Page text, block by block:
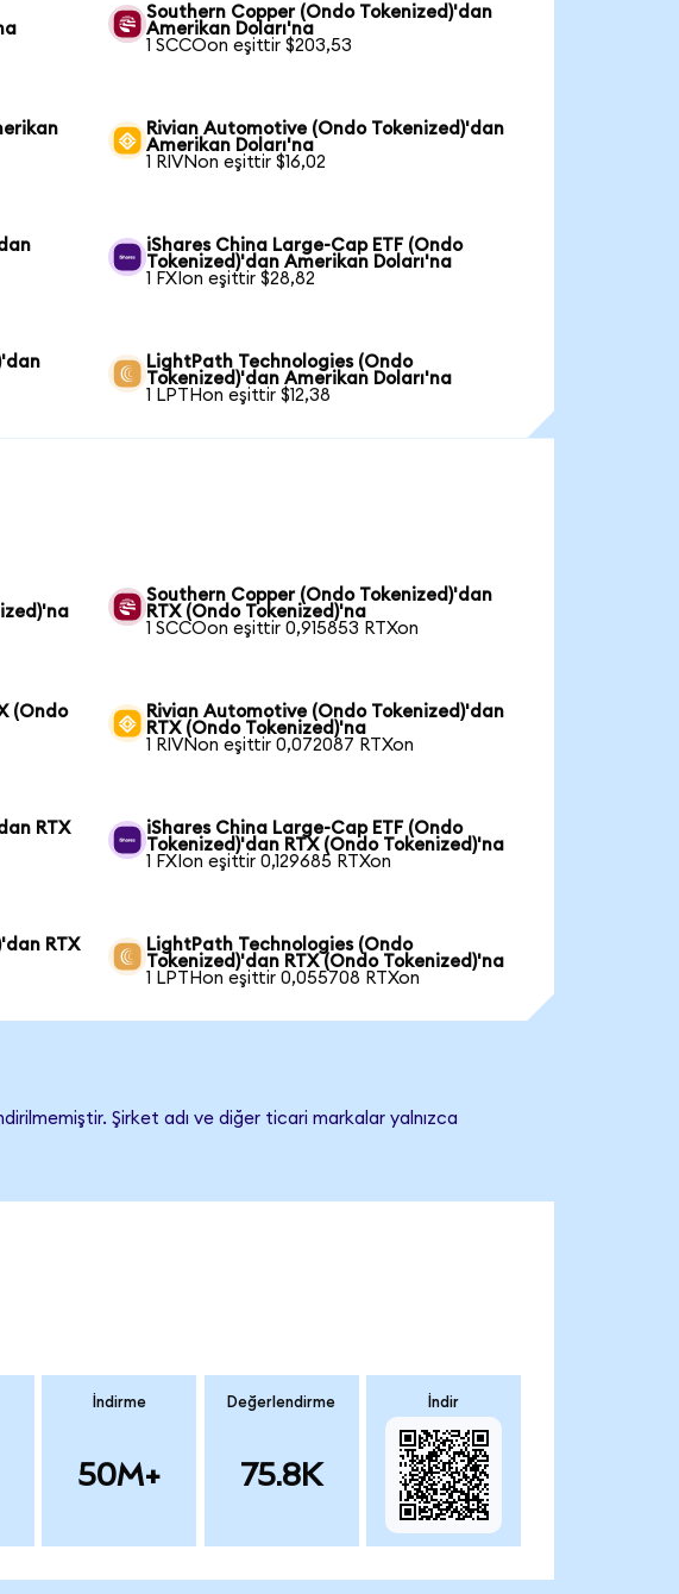
Southern Copper (Ondo Tokenized)'dan
Amerikan Doları'na
1 SCCOon eşittir $203,53
Rivian Automotive (Ondo Tokenized)'dan
Amerikan Doları'na
1 RIVNon eşittir $16,02
iShares China Large-Cap ETF (Ondo
Tokenized)'dan Amerikan Doları'na
1 FXIon eşittir $28,82
LightPath Technologies (Ondo
Tokenized)'dan Amerikan Doları'na
1 LPTHon eşittir $12,38
Southern Copper (Ondo Tokenized)'dan
RTX (Ondo Tokenized)'na
1 SCCOon eşittir 0,915853 RTXon
(Ondo
Rivian Automotive (Ondo Tokenized)'dan
RTX (Ondo Tokenized)'na
1 RIVNon eşittir 0,072087 RTXon
RTX
iShares China Large-Cap ETF (Ondo
Tokenized)'dan RTX (Ondo Tokenized)'na
1 FXIon eşittir 0,129685 RTXon
RTX
LightPath Technologies (Ondo
Tokenized)'dan RTX (Ondo Tokenized)'na
1 LPTHon eşittir 0,055708 RTXon
Şirket adı ve diğer ticari markalar yalnızca
İndirme
50M+
Değerlendirme
75.8K
İndir